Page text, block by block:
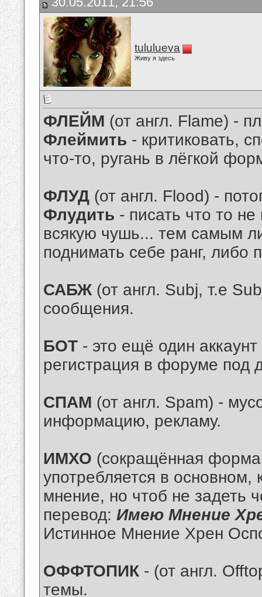
tululueva
Живу я здесь
ФЛЕЙМ (от англ. Flame) -
Флеймить - критиковать,
что-то, ругань в лёгкой
ФЛУД (от англ. Flood) -
Флудить - писать что то
всякую чушь... тем самым
поднимать себе ранг, либо
САБЖ(от англ. Subj, т.е
сообщения.
БОТ - это ещё один
регистрация в форуме под
СПАМ (от англ. Spam) -
информацию, рекламу.
ИМХО (сокращённая
употребляется в основном,
мнение, но чтоб не задеть
перевод: Имею Мнение
Истинное Мнение Хрен
ОФФТОПИК - (от англ.
темы.